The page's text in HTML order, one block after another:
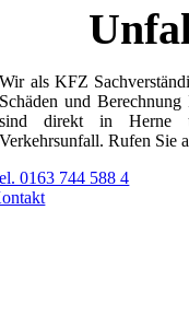
Wir als KFZ
Schäden und Berechnung
sind direkt in Herne
Verkehrsunfall. Rufen Sie
0163 744 588 4